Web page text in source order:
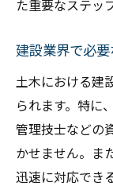
た重要なステッ
建設業界で必
土木における建
られます。特に
管理技士などの
かせません。ま
迅速に対応でき